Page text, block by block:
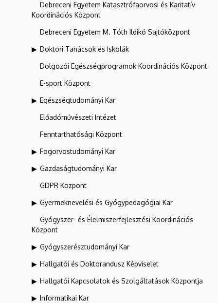
Debreceni Egyetem Katasztrófaorvosi és Karitatív
Koordinációs Központ
Debreceni Egyetem M. Tóth Ildikó Sajtóközpont
Doktori Tanácsok és Iskolák
Dolgozói Egészségprogramok Koordinációs Központ
E-sport Központ
Egészségtudományi Kar
Előadóművészeti Intézet
Fenntarthatósági Központ
Fogorvostudományi Kar
Gazdaságtudományi Kar
GDPR Központ
Gyermeknevelési és Gyógypedagógiai Kar
Gyógyszer- és Élelmiszerfejlesztési Koordinációs
Központ
Gyógyszerésztudományi Kar
Hallgatói és Doktorandusz Képviselet
Hallgatói Kapcsolatok és Szolgáltatások Központja
Informatikai Kar